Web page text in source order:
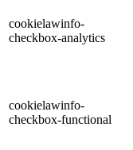
cookielawinfo-
checkbox-analytics
cookielawinfo-
checkbox-functional